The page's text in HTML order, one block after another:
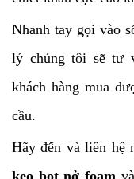
Nhanh tay gọi vào
lý chúng tôi sẽ tư
khách hàng mua
cầu.
Hãy đến và liên hệ
keo bọt nở foam